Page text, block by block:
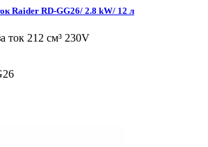
Raider RD-GG26/ 2.8 kW/ 12 л
ток 212 см³ 230V